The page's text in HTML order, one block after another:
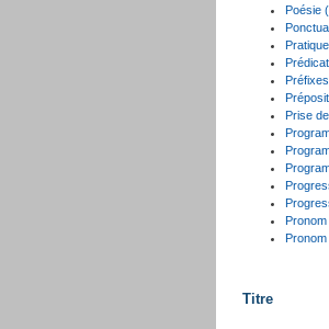
Poésie
Prise
Pronom
Pronom
Titre